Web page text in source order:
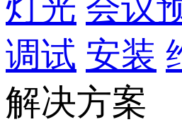
调试 安装
解决方案